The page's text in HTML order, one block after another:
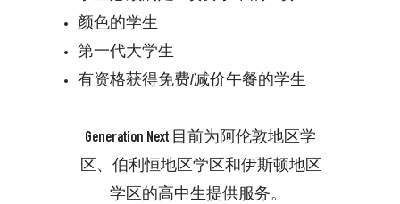
颜色的学生
第一代大学生
有资格获得免费/减价午餐的学生
Generation Next 目前为阿伦敦地区学
区、伯利恒地区学区和伊斯顿地区
学区的高中生提供服务。